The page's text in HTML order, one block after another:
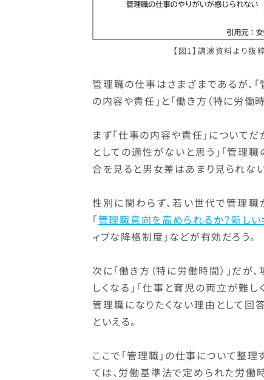
【図1】講演資料より抜
管理職の仕事はさまざまであるが、
の内容や責任」と「働き方（特に労働
まず「仕事の内容や責任」についてだ
としての適性がないと思う」「管理
合を見ると男女差はあまり見られない
性別に関わらず、若い世代で管理職
「管理職意向を高められるか？新しい
ィブな降格制度」などが有効だろう。
次に「働き方（特に労働時間）」だが
しくなる」「仕事と育児の両立が難
管理職になりたくない理由として回
といえる。
ここで「管理職」の仕事について整
ては、労働基準法で定められた労働